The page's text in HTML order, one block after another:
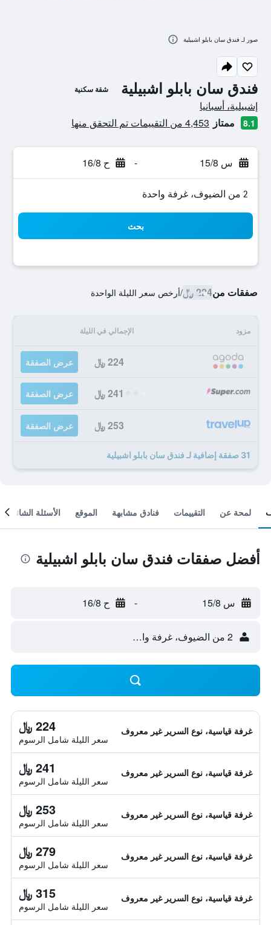
فندق سان بابلو اشبيلية شقة سكنية
تقييم فئة 0
إشبيلية، أسبانيا
8.1 ممتاز 4,453 من التقييمات تم التحقق منها
س 15/8 - ح 16/8
2 من الضيوف، غرفة واحدة
بحث
صفقات من224 ﷼ /أرخص سعر الليلة الواحدة
مزود الإجمالي في الليلة
224 ﷼ عرض الصفقة
241 ﷼ عرض الصفقة
253 ﷼ عرض الصفقة
31 صفقة إضافية لـ فندق سان بابلو اشبيلية
صور لـ فندق سان بابلو اشبيلية
لمحة عن التقييمات فنادق مشابهة الموقع الأسئلة الشائعة
أفضل صفقات فندق سان بابلو اشبيلية
س 15/8 - ح 16/8
2 من الضيوف، غرفة واحدة
غرفة قياسية، نوع السرير غير معروف 224 ﷼
سعر الليلة شامل الرسوم
غرفة قياسية، نوع السرير غير معروف 241 ﷼
سعر الليلة شامل الرسوم
غرفة قياسية، نوع السرير غير معروف 253 ﷼
سعر الليلة شامل الرسوم
غرفة قياسية، نوع السرير غير معروف 279 ﷼
سعر الليلة شامل الرسوم
غرفة قياسية، نوع السرير غير معروف 315 ﷼
سعر الليلة شامل الرسوم